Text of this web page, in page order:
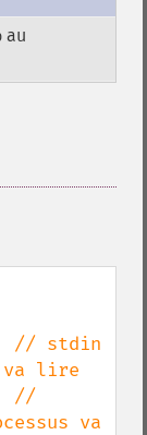
au
// stdin
va lire
//
va